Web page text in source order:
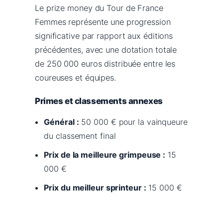
Le prize money du Tour de France
Femmes représente une progression
significative par rapport aux éditions
précédentes, avec une dotation totale
de 250 000 euros distribuée entre les
coureuses et équipes.
Primes et classements annexes
Général : 50 000 € pour la vainqueure
du classement final
Prix de la meilleure grimpeuse : 15
000 €
Prix du meilleur sprinteur : 15 000 €